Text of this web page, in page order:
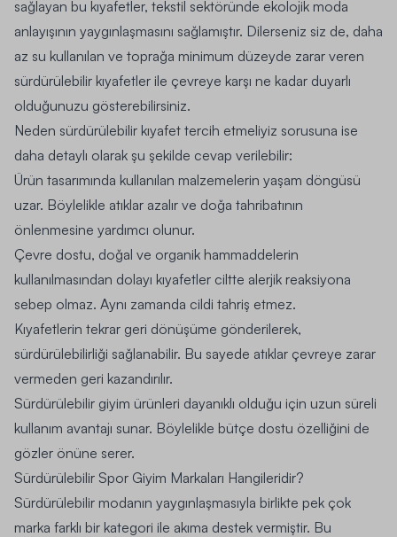
sağlayan bu kıyafetler, tekstil sektöründe ekolojik moda
anlayışının yaygınlaşmasını sağlamıştır. Dilerseniz siz de, daha
az su kullanılan ve toprağa minimum düzeyde zarar veren
sürdürülebilir kıyafetler ile çevreye karşı ne kadar duyarlı
olduğunuzu gösterebilirsiniz.
Neden sürdürülebilir kıyafet tercih etmeliyiz sorusuna ise
daha detaylı olarak şu şekilde cevap verilebilir:
Ürün tasarımında kullanılan malzemelerin yaşam döngüsü
uzar. Böylelikle atıklar azalır ve doğa tahribatının
önlenmesine yardımcı olunur.
Çevre dostu, doğal ve organik hammaddelerin
kullanılmasından dolayı kıyafetler ciltte alerjik reaksiyona
sebep olmaz. Aynı zamanda cildi tahriş etmez.
Kıyafetlerin tekrar geri dönüşüme gönderilerek,
sürdürülebilirliği sağlanabilir. Bu sayede atıklar çevreye zarar
vermeden geri kazandırılır.
Sürdürülebilir giyim ürünleri dayanıklı olduğu için uzun süreli
kullanım avantajı sunar. Böylelikle bütçe dostu özelliğini de
gözler önüne serer.
Sürdürülebilir Spor Giyim Markaları Hangileridir?
Sürdürülebilir modanın yaygınlaşmasıyla birlikte pek çok
marka farklı bir kategori ile akıma destek vermiştir. Bu